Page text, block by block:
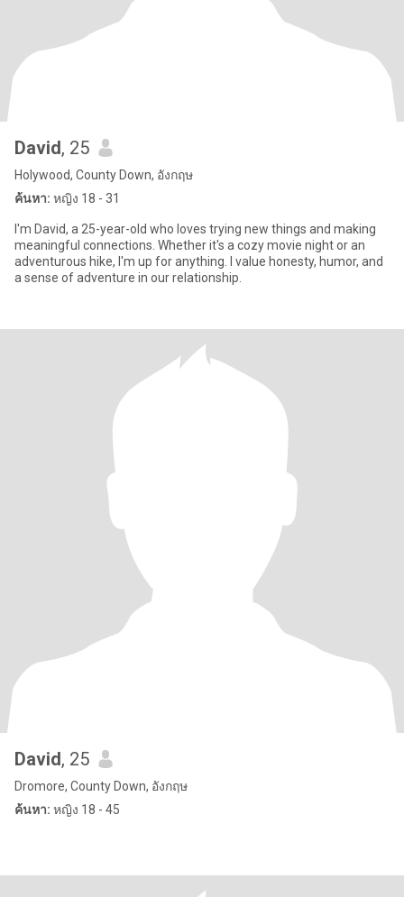
David, 25
Holywood, County Down, อังกฤษ
ค้นหา: หญิง 18 - 31
I'm David, a 25-year-old who loves trying new things and making
meaningful connections. Whether it's a cozy movie night or an
adventurous hike, I'm up for anything. I value honesty, humor, and
a sense of adventure in our relationship.
David, 25
Dromore, County Down, อังกฤษ
ค้นหา: หญิง 18 - 45